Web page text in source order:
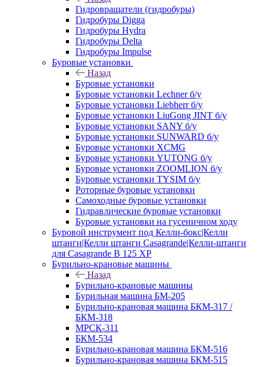
Гидровращатели (гидробуры)
Гидробуры Digga
Гидробуры Hydra
Гидробуры Delta
Гидробуры Impulse
Буровые установки
Назад
Буровые установки
Буровые установки Lechner б/у
Буровые установки Liebherr б/у
Буровые установки LiuGong JINT б/у
Буровые установки SANY б/у
Буровые установки SUNWARD б/у
Буровые установки XCMG
Буровые установки YUTONG б/у
Буровые установки ZOOMLION б/у
Буровые установки TYSIM б/у
Роторные буровые установки
Самоходные буровые установки
Гидравлические буровые установки
Буровые установки на гусеничном ходу
Буровой инструмент под Келли-бокс|Келли
штанги|Келли штанги Casagrande|Келли-штанги
для Casagrande B 125 XP
Бурильно-крановые машины
Назад
Бурильно-крановые машины
Бурильная машина БМ-205
Бурильно-крановая машина БКМ-317 /
БКМ-318
МРСК-311
БКМ-534
Бурильно-крановая машина БКМ-516
Бурильно-крановая машина БКМ-515